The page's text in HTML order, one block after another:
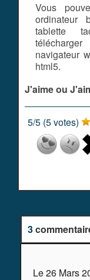
Vous
ordinateur
tablette
navigateur
html5.
J'aime ou
5/5 (5votes)
3
Le 26 Mars